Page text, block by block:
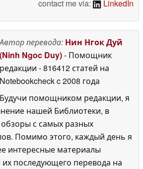
contact me via:
LinkedIn
Автор перевода: Нин Нгок Дуй
(Ninh Ngoc Duy)- Помощник
редакции - 816412 статей на
Notebookcheckc 2008 года
Будучи помощником редакции, я
нашей Библиотеки, в
с самых разных
Помимо этого, каждый день я
интересные материалы
их последующего перевода на